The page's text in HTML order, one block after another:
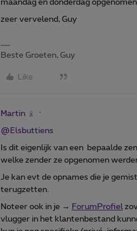
maandag en donderdag
zeer vervelend, Guy
Beste Groeten, Guy
Like
Martin
@Elsbuttiens
Is dit eigenlijk van een bepaalde
welke zender ze opgenomen
Je kan evt de opnames die je
terugzetten.
Noteer ook in je → ForumProfiel
vlugger in het klantenbestand